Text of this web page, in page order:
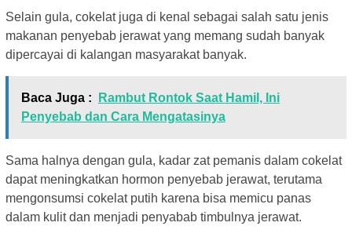
Selain gula, cokelat juga di kenal sebagai salah satu jenis
makanan penyebab jerawat yang memang sudah banyak
dipercayai di kalangan masyarakat banyak.
Baca Juga :
Rambut Rontok Saat Hamil, Ini
Penyebab dan Cara Mengatasinya
Sama halnya dengan gula, kadar zat pemanis dalam cokelat
dapat meningkatkan hormon penyebab jerawat, terutama
mengonsumsi cokelat putih karena bisa memicu panas
dalam kulit dan menjadi penyabab timbulnya jerawat.